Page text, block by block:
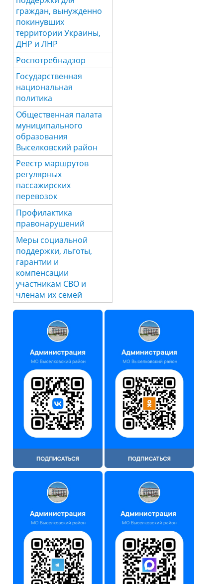
граждан, вынужденно
покинувших
территории Украины,
ДНР и ЛНР
Роспотребнадзор
Государственная
национальная
политика
Общественная палата
муниципального
образования
Выселковский район
Реестр маршрутов
регулярных
пассажирских
перевозок
Профилактика
правонарушений
Меры социальной
поддержки, льготы,
гарантии и
компенсации
участникам СВО и
членам их семей